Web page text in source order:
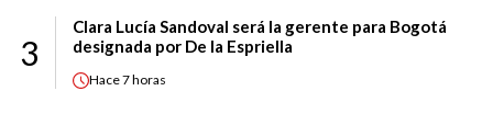
3
Clara Lucía Sandoval será la gerente para Bogotá
designada por De la Espriella
Hace7 horas